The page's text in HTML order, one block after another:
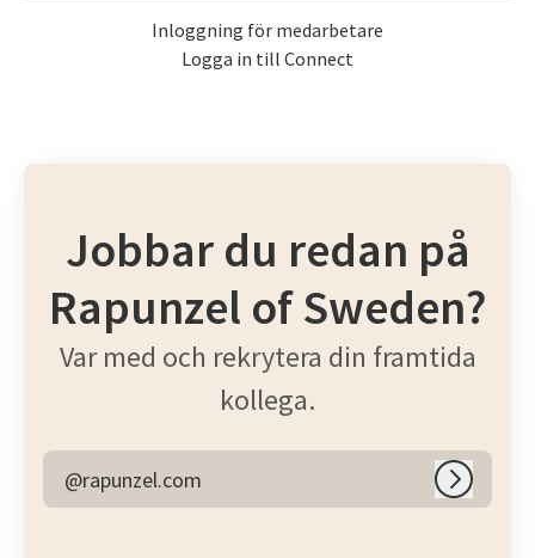
Inloggning för medarbetare
Logga in till Connect
Jobbar du redan på
Rapunzel of Sweden?
Var med och rekrytera din framtida
kollega.
@rapunzel.com Logga in